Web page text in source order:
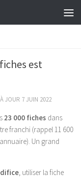
est
JOUR 7 JUIN 2022
23 000 fiches dans
franchi (rappel 11 600
Un grand
, utiliser la fiche